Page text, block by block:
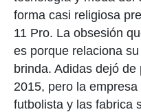
forma casi religiosa
11 Pro. La obsesión
es porque relaciona
brinda. Adidas dejó
2015, pero la
futbolista y las fabrica